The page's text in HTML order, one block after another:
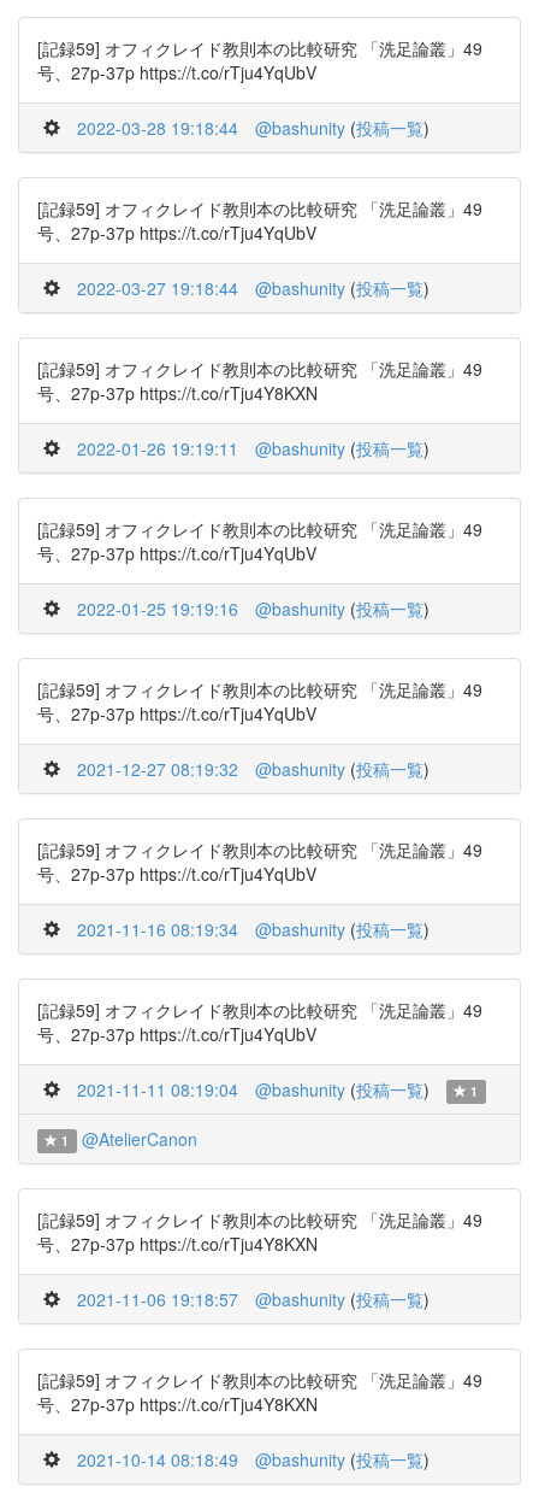
[記録59] オフィクレイド教則本の比較研究 「洗足論叢」49
号、27p-37p https://t.co/rTju4YqUbV
2022-03-28 19:18:44 @bashunity (投稿一覧)
[記録59] オフィクレイド教則本の比較研究 「洗足論叢」49
号、27p-37p https://t.co/rTju4YqUbV
2022-03-27 19:18:44 @bashunity (投稿一覧)
[記録59] オフィクレイド教則本の比較研究 「洗足論叢」49
号、27p-37p https://t.co/rTju4Y8KXN
2022-01-26 19:19:11 @bashunity (投稿一覧)
[記録59] オフィクレイド教則本の比較研究 「洗足論叢」49
号、27p-37p https://t.co/rTju4YqUbV
2022-01-25 19:19:16 @bashunity (投稿一覧)
[記録59] オフィクレイド教則本の比較研究 「洗足論叢」49
号、27p-37p https://t.co/rTju4YqUbV
2021-12-27 08:19:32 @bashunity (投稿一覧)
[記録59] オフィクレイド教則本の比較研究 「洗足論叢」49
号、27p-37p https://t.co/rTju4YqUbV
2021-11-16 08:19:34 @bashunity (投稿一覧)
[記録59] オフィクレイド教則本の比較研究 「洗足論叢」49
号、27p-37p https://t.co/rTju4YqUbV
2021-11-11 08:19:04 @bashunity (投稿一覧) 1
1 @AtelierCanon
[記録59] オフィクレイド教則本の比較研究 「洗足論叢」49
号、27p-37p https://t.co/rTju4Y8KXN
2021-11-06 19:18:57 @bashunity (投稿一覧)
[記録59] オフィクレイド教則本の比較研究 「洗足論叢」49
号、27p-37p https://t.co/rTju4Y8KXN
2021-10-14 08:18:49 @bashunity (投稿一覧)